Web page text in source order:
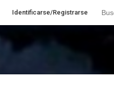
Identificarse/Registrarse